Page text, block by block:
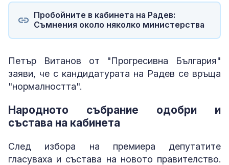
Пробойните в кабинета на Радев:
Съмнения около няколко министерства
Петър Витанов от "Прогресивна България"
заяви, че с кандидатурата на Радев се връща
"нормалността".
Народното събрание одобри и
състава на кабинета
След избора на премиера депутатите
гласуваха и състава на новото правителство.